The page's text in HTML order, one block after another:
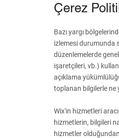
Çerez
Bazı yargı
izlemesi durumunda
düzenlemelerde
işaretçileri, vb.)
açıklama
toplanan bilgilerle ne
Wix'in hizmetleri
hizmetlerin, bilgileri
hizmetler